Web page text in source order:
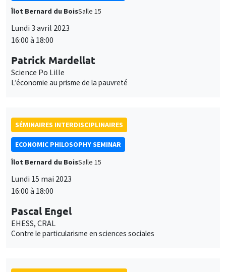
Îlot Bernard du BoisSalle 15
Lundi 3 avril 2023
16:00 à 18:00
Patrick Mardellat
Science Po Lille
L’économie au prisme de la pauvreté
SÉMINAIRES INTERDISCIPLINAIRES
ECONOMIC PHILOSOPHY SEMINAR
Îlot Bernard du BoisSalle 15
Lundi 15 mai 2023
16:00 à 18:00
Pascal Engel
EHESS, CRAL
Contre le particularisme en sciences sociales